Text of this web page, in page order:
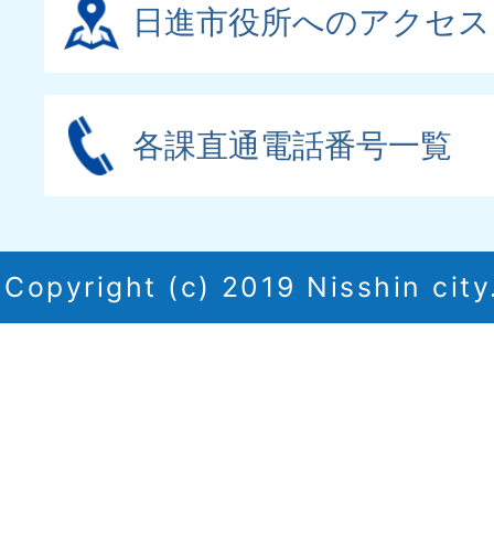
日進市役所へのアクセス
各課直通電話番号一覧
Copyright (c) 2019 Nisshin